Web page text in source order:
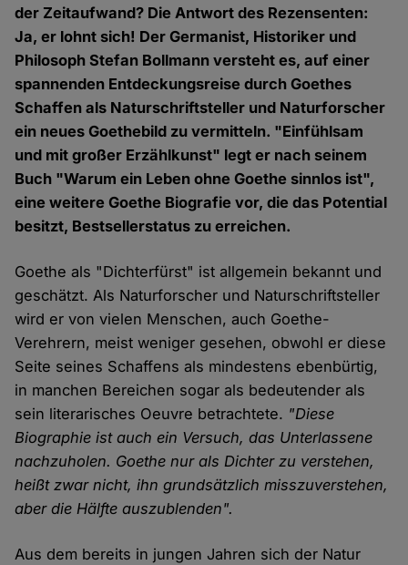
der Zeitaufwand? Die Antwort des Rezensenten:
Ja, er lohnt sich! Der Germanist, Historiker und
Philosoph Stefan Bollmann versteht es, auf einer
spannenden Entdeckungsreise durch Goethes
Schaffen als Naturschriftsteller und Naturforscher
ein neues Goethebild zu vermitteln. "Einfühlsam
und mit großer Erzählkunst" legt er nach seinem
Buch "Warum ein Leben ohne Goethe sinnlos ist",
eine weitere Goethe Biografie vor, die das Potential
besitzt, Bestsellerstatus zu erreichen.
Goethe als "Dichterfürst" ist allgemein bekannt und
geschätzt. Als Naturforscher und Naturschriftsteller
wird er von vielen Menschen, auch Goethe-
Verehrern, meist weniger gesehen, obwohl er diese
Seite seines Schaffens als mindestens ebenbürtig,
in manchen Bereichen sogar als bedeutender als
sein literarisches Oeuvre betrachtete. "Diese
Biographie ist auch ein Versuch, das Unterlassene
nachzuholen. Goethe nur als Dichter zu verstehen,
heißt zwar nicht, ihn grundsätzlich misszuverstehen,
aber die Hälfte auszublenden".
Aus dem bereits in jungen Jahren sich der Natur